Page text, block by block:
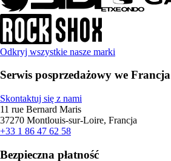
Odkryj wszystkie nasze marki
Serwis posprzedażowy we Francja
Skontaktuj się z nami
11 rue Bernard Maris
37270 Montlouis-sur-Loire, Francja
+33 1 86 47 62 58
Bezpieczna płatność